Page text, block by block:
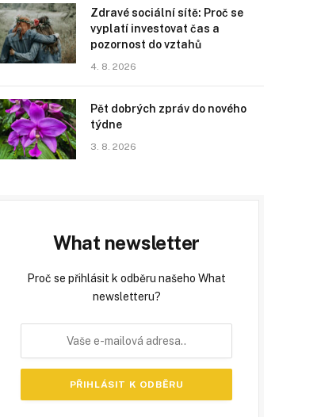
Zdravé sociální sítě: Proč se
vyplatí investovat čas a
pozornost do vztahů
4. 8. 2026
Pět dobrých zpráv do nového
týdne
3. 8. 2026
What newsletter
Proč se přihlásit k odběru našeho What
newsletteru?